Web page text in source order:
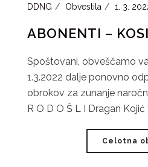
DDNG Obvestila 1. 3.
ABONENTI –
Spoštovani, obveščamo
1.3.2022 dalje ponovno
obrokov za zunanje
R O D O Š L I Dragan Kojić
Celotna